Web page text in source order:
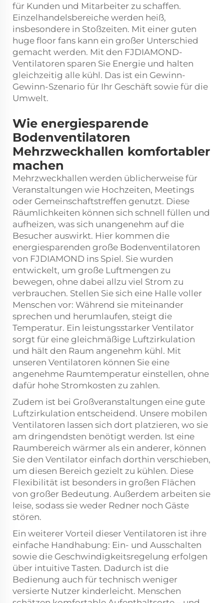
für Kunden und Mitarbeiter zu schaffen.
Einzelhandelsbereiche werden heiß,
insbesondere in Stoßzeiten. Mit einer guten
huge floor fans kann ein großer Unterschied
gemacht werden. Mit den FJDIAMOND-
Ventilatoren sparen Sie Energie und halten
gleichzeitig alle kühl. Das ist ein Gewinn-
Gewinn-Szenario für Ihr Geschäft sowie für die
Umwelt.
Wie energiesparende
Bodenventilatoren
Mehrzweckhallen komfortabler
machen
Mehrzweckhallen werden üblicherweise für
Veranstaltungen wie Hochzeiten, Meetings
oder Gemeinschaftstreffen genutzt. Diese
Räumlichkeiten können sich schnell füllen und
aufheizen, was sich unangenehm auf die
Besucher auswirkt. Hier kommen die
energiesparenden große Bodenventilatoren
von FJDIAMOND ins Spiel. Sie wurden
entwickelt, um große Luftmengen zu
bewegen, ohne dabei allzu viel Strom zu
verbrauchen. Stellen Sie sich eine Halle voller
Menschen vor: Während sie miteinander
sprechen und herumlaufen, steigt die
Temperatur. Ein leistungsstarker Ventilator
sorgt für eine gleichmäßige Luftzirkulation
und hält den Raum angenehm kühl. Mit
unseren Ventilatoren können Sie eine
angenehme Raumtemperatur einstellen, ohne
dafür hohe Stromkosten zu zahlen.
Zudem ist bei Großveranstaltungen eine gute
Luftzirkulation entscheidend. Unsere mobilen
Ventilatoren lassen sich dort platzieren, wo sie
am dringendsten benötigt werden. Ist eine
Raumbereich wärmer als ein anderer, können
Sie den Ventilator einfach dorthin verschieben,
um diesen Bereich gezielt zu kühlen. Diese
Flexibilität ist besonders in großen Flächen
von großer Bedeutung. Außerdem arbeiten sie
leise, sodass sie weder Redner noch Gäste
stören.
Ein weiterer Vorteil dieser Ventilatoren ist ihre
einfache Handhabung: Ein- und Ausschalten
sowie die Geschwindigkeitsregelung erfolgen
über intuitive Tasten. Dadurch ist die
Bedienung auch für technisch weniger
versierte Nutzer kinderleicht. Menschen